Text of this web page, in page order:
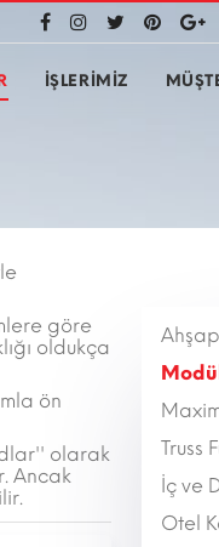
İŞLERİMİZ
göre
oldukça
ön
olarak
Ancak
Truss
İç ve
Otel